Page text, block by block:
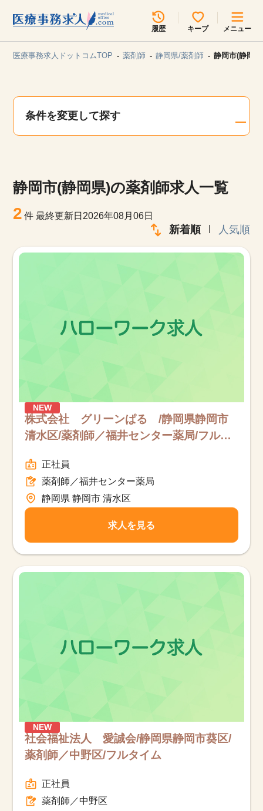
履歴 キープ メニュー
見学会・イベント情報
よくあるご質問
人材をお探しの医療機関・企業様
運営会社
医療事務求人ドットコムTOP 薬剤師 静岡県/薬剤師 静岡市(静岡
条件を変更して探す
静岡市(静岡県)の薬剤師求人一覧
2 件最終更新日2026年08月06日
新着順 人気順
NEW
株式会社 グリーンぱる /静岡県静岡市
清水区/薬剤師／福井センター薬局/フルタ
正社員
薬剤師／福井センター薬局
静岡県 静岡市 清水区
求人を見る
NEW
社会福祉法人 愛誠会/静岡県静岡市葵区/
薬剤師／中野区/フルタイム
正社員
薬剤師／中野区
所在地のエリアを選択してください
各支店担当よりご連絡させていただきます。
関東
甲信越・北陸 中国・四国